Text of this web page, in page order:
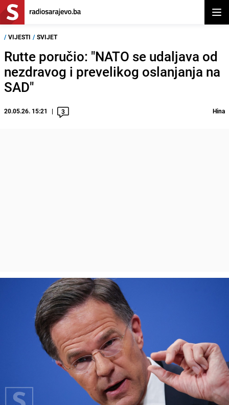
/ VIJESTI / SVIJET
Rutte poručio: "NATO se udaljava od
nezdravog i prevelikog oslanjanja na
SAD"
20.05.26. 15:21 3 Hina